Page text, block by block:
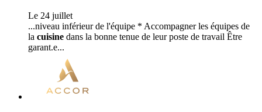
Le 24 juillet
...niveau inférieur de l'équipe * Accompagner les équipes de
la cuisine dans la bonne tenue de leur poste de travail Être
garant.e...